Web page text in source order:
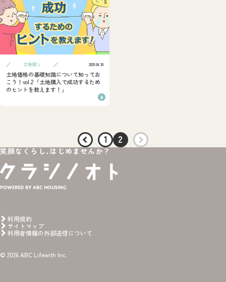
土地探し 2020.04.30
土地価格の基礎知識について知ってお
こう！vol.2「土地購入で成功するため
のヒントを教えます！」
1 2
笑顔なくらし、はじめませんか？
Powered by ABC HOUSING
利用規約
サイトマップ
利用者情報の外部送信について
© 2026 ABC Lifewith Inc.